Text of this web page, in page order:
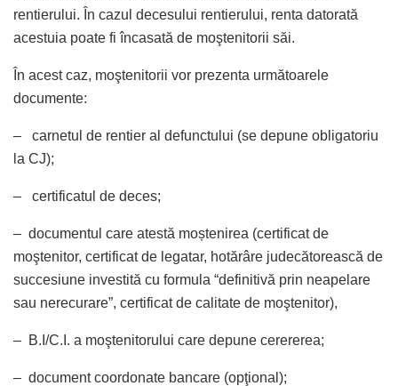
rentierului. În cazul decesului rentierului, renta datorată
acestuia poate fi încasată de moştenitorii săi.
În acest caz, moştenitorii vor prezenta următoarele
documente:
– carnetul de rentier al defunctului (se depune obligatoriu
la CJ);
– certificatul de deces;
– documentul care atestă moștenirea (certificat de
moştenitor, certificat de legatar, hotărâre judecătorească de
succesiune investită cu formula “definitivă prin neapelare
sau nerecurare”, certificat de calitate de moştenitor),
– B.I/C.I. a moştenitorului care depune cerererea;
– document coordonate bancare (opţional);